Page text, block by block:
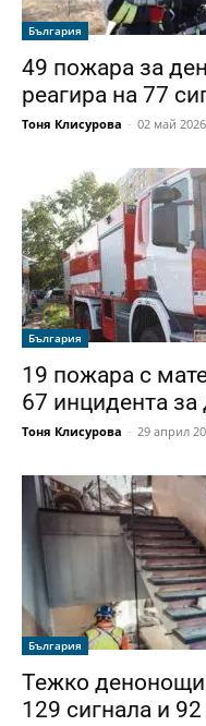
България
49 пожара за
реагира на 77
Тоня Клисурова - 02 май
България
19 пожара с
67 инцидента
Тоня Клисурова - 29 април
България
Тежко
129 сигнала и